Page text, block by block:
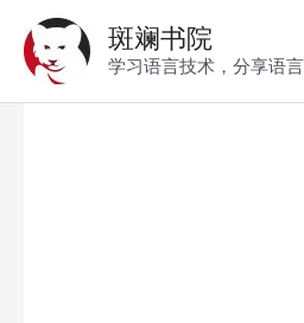
容
斑斓书院
学习语言技术，分享语